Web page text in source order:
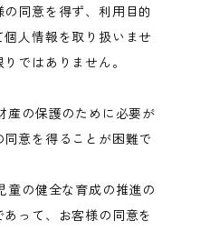
同意を得ず、利用目的
人情報を取り扱いませ
ではありません。
産の保護のために必要が
意を得ることが困難で
童の健全な育成の推進の
って、お客様の同意を